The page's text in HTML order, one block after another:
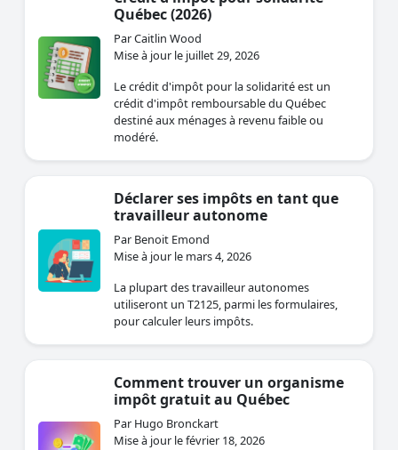
Québec (2026)
Par Caitlin Wood
Mise à jour le juillet 29, 2026
Le crédit d'impôt pour la solidarité est un
crédit d'impôt remboursable du Québec
destiné aux ménages à revenu faible ou
modéré.
Déclarer ses impôts en tant que
travailleur autonome
Par Benoit Emond
Mise à jour le mars 4, 2026
La plupart des travailleur autonomes
utiliseront un T2125, parmi les formulaires,
pour calculer leurs impôts.
Comment trouver un organisme
impôt gratuit au Québec
Par Hugo Bronckart
Mise à jour le février 18, 2026